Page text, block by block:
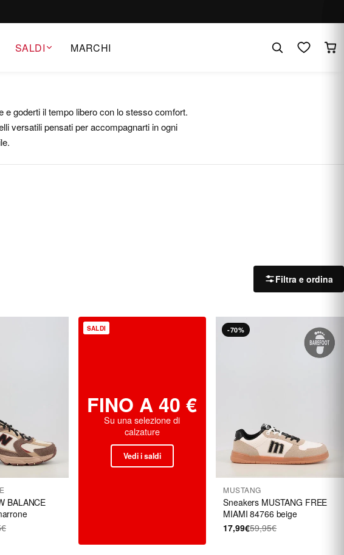
SALDI MARCHI
goderti il tempo libero con lo stesso comfort.
versatili pensati per accompagnarti in ogni
Filtra e ordina
BALANCE
SALDI
FINO A 40 €
Su una selezione di
calzature
Vedi i saldi
-70%
MUSTANG
Sneakers MUSTANG FREE
MIAMI 84766 beige
17,99€59,95€